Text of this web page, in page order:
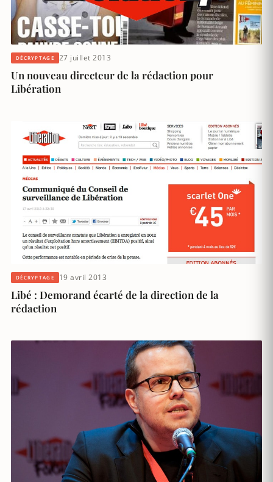
DÉCRYPTAGE 27 juillet 2013
Un nouveau directeur de la rédaction pour
Libération
DÉCRYPTAGE 19 avril 2013
Libé : Demorand écarté de la direction de la
rédaction